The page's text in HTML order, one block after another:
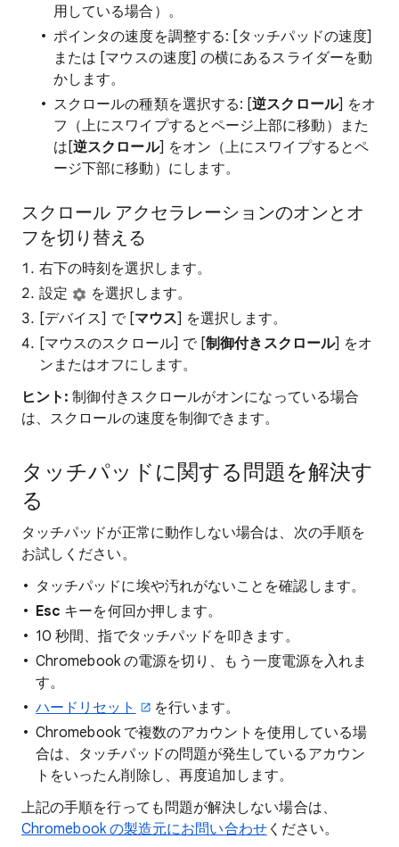
用している場合）。
ポインタの速度を調整する: [タッチパッドの速度]
または [マウスの速度] の横にあるスライダーを動
かします。
スクロールの種類を選択する: [逆スクロール] をオ
フ（上にスワイプするとページ上部に移動）また
は[逆スクロール] をオン（上にスワイプするとペ
ージ下部に移動）にします。
スクロール アクセラレーションのオンとオ
フを切り替える
右下の時刻を選択します。
設定
を選択します。
[デバイス] で [マウス] を選択します。
[マウスのスクロール] で [制御付きスクロール] をオ
ンまたはオフにします。
ヒント:制御付きスクロールがオンになっている場合
は、スクロールの速度を制御できます。
タッチパッドに関する問題を解決す
る
タッチパッドが正常に動作しない場合は、次の手順を
お試しください。
タッチパッドに埃や汚れがないことを確認します。
Esc キーを何回か押します。
10 秒間、指でタッチパッドを叩きます。
Chromebook の電源を切り、もう一度電源を入れま
す。
ハードリセット
を行います。
Chromebook で複数のアカウントを使用している場
合は、タッチパッドの問題が発生しているアカウン
トをいったん削除し、再度追加します。
上記の手順を行っても問題が解決しない場合は、
Chromebook の製造元にお問い合わせください。